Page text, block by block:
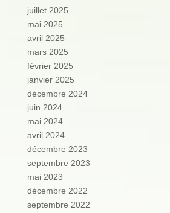
juillet 2025
mai 2025
avril 2025
mars 2025
février 2025
janvier 2025
décembre 2024
juin 2024
mai 2024
avril 2024
décembre 2023
septembre 2023
mai 2023
décembre 2022
septembre 2022